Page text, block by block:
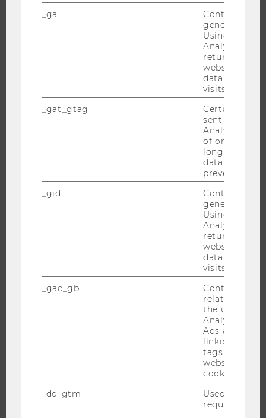
BACHELOR
INTERNATIONALE UND INCOMING EXCHANGE STUDIERENDE
ANGEBOTE FÜR SCHULEN UND STUDIENINTERESSIERTE
ORGANISATION
_ga
Contains a
generated
Using this
Analytics can
returning
website and
data from
visits.
_gat_gtag
Certain data
sent to
Analytics a
of once per
long as it is
data
prevented.
_gid
Contains a
generated
Using this
Analytics can
returning
website and
data from
visits.
_gac_gb
Contains
related
the user. If
Analytics and
Ads accounts
linked, the
tags on the
website read
cookie.
_dc_gtm
Used to
request rate.